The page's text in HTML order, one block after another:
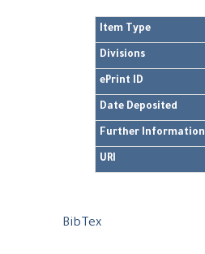
Item Type
Divisions
ePrint ID
Date Deposited
Further Information
URI
BibTex